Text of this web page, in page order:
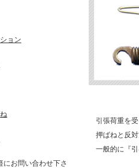
引張荷重を受
押ばねと反対
一般的に『引
ョン
お問い合わせ下さ